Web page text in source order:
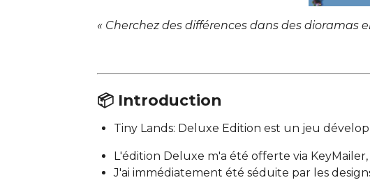
« Cherchez des différences dans des dioramas
📦 Introduction
Tiny Lands: Deluxe Edition est un jeu
L'édition Deluxe m'a été offerte via
J'ai immédiatement été séduite par les